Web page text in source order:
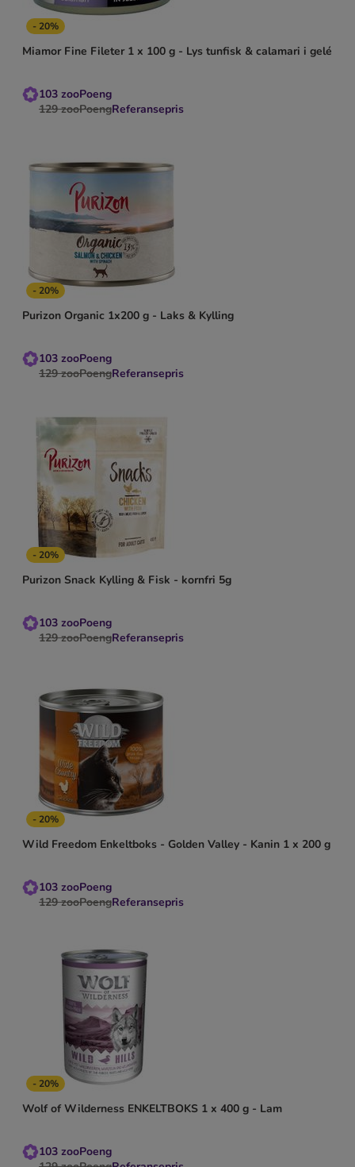
- 20%
Miamor Fine Fileter 1 x 100 g - Lys tunfisk & calamari i gelé
103 zooPoeng
129 zooPoengReferansepris
- 20%
Purizon Organic 1x200 g - Laks & Kylling
103 zooPoeng
129 zooPoengReferansepris
- 20%
Purizon Snack Kylling & Fisk - kornfri 5g
103 zooPoeng
129 zooPoengReferansepris
- 20%
Wild Freedom Enkeltboks - Golden Valley - Kanin 1 x 200 g
103 zooPoeng
129 zooPoengReferansepris
- 20%
Wolf of Wilderness ENKELTBOKS 1 x 400 g - Lam
103 zooPoeng